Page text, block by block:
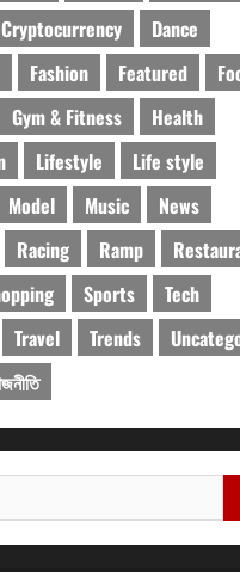
Cryptocurrency
Dance
Fashion Featured
Gym & Fitness
Health
Lifestyle
Life style
Model Music
News
Racing Ramp
Sports
Tech
Travel Trends